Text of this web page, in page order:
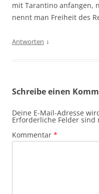
mit Tarantino anfangen,
nennt man Freiheit des
Antworten ↓
Schreibe einen
Deine E-Mail-Adresse
Erforderliche Felder sind
Kommentar *